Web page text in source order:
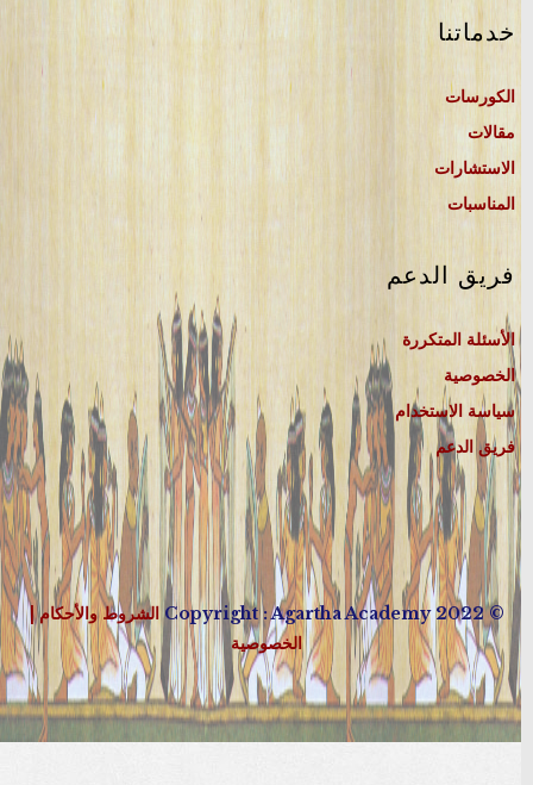
خدماتنا
الكورسات
مقالات
الاستشارات
المناسبات
فريق الدعم
الأسئلة المتكررة
الخصوصية
سياسة الاستخدام
فريق الدعم
© 2022 Copyright : Agartha Academy الشروط والأحكام|
الخصوصية